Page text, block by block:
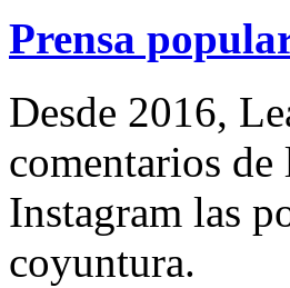
Prensa
Desde 2016,
comentarios de
Instagram las
coyuntura.